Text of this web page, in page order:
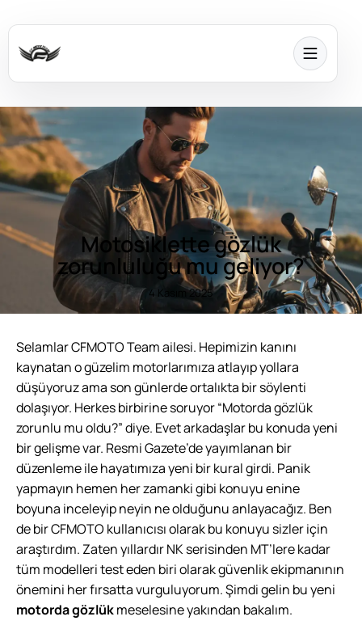
Motosiklette gözlük
zorunluluğu mu geliyor?
4 Kasım 2025
SelamlarCFMOTO Teamailesi. Hepimizin kanını
kaynatan o güzelim motorlarımıza atlayıp yollara
düşüyoruz ama son günlerde ortalıkta bir söylenti
dolaşıyor. Herkes birbirine soruyor “Motorda gözlük
zorunlu mu oldu?” diye. Evet arkadaşlar bu konuda yeni
bir gelişme var. Resmi Gazete’de yayımlanan bir
düzenleme ile hayatımıza yeni bir kural girdi. Panik
yapmayın hemen her zamanki gibi konuyu enine
boyuna inceleyip neyin ne olduğunu anlayacağız. Ben
de bir CFMOTO kullanıcısı olarak bu konuyu sizler için
araştırdım. Zaten yıllardır NK serisinden MT’lere kadar
tüm modelleri test eden biri olarak güvenlik ekipmanının
önemini her fırsatta vurguluyorum. Şimdi gelin bu yeni
motorda gözlükmeselesine yakından bakalım.